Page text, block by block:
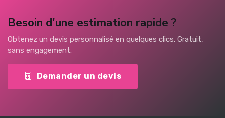
Besoin d'une estimation rapide ?
Obtenez un devis personnalisé en quelques clics. Gratuit,
sans engagement.
Demander un devis